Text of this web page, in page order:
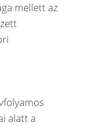
mellett az
alatt a